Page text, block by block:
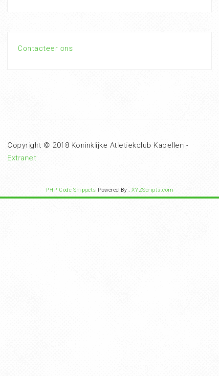
Contacteer ons
Copyright © 2018 Koninklijke Atletiekclub Kapellen -
Extranet
PHP Code Snippets Powered By : XYZScripts.com